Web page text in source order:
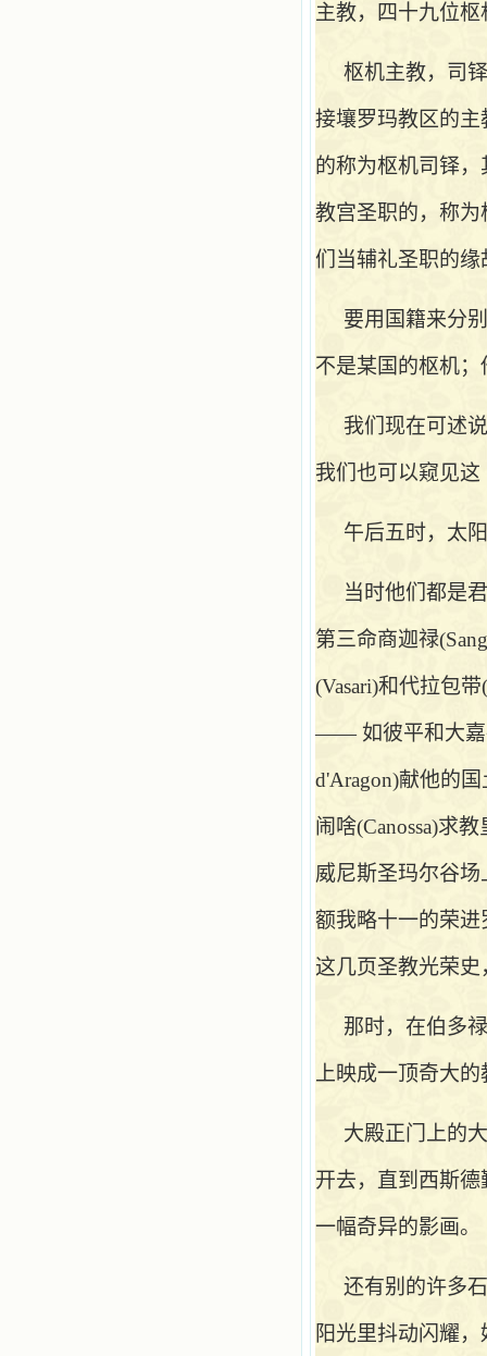
主教，四十九位
枢机主教，司
接壤罗玛教区的
的称为枢机司铎
教宫圣职的，称
们当辅礼圣职的缘
要用国籍来分
不是某国的枢机
我们现在可述
我们也可以窥见
午后五时，太
当时他们都是
第三命商迦禄
(Vasari)和代拉包
—— 如彼平和大嘉
d'Aragon)献他的
闹啥(Canossa)求
威尼斯圣玛尔谷
额我略十一的荣
这几页圣教光荣
那时，在伯多
上映成一顶奇大
大殿正门上的
开去，直到西斯德
一幅奇异的影画。
还有别的许多
阳光里抖动闪耀